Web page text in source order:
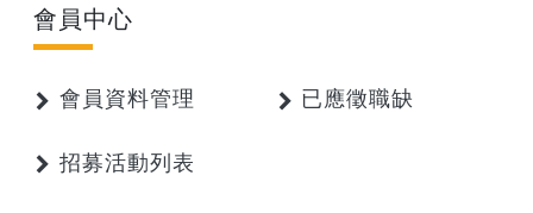
會員中心
會員資料管理 已應徵職缺
招募活動列表